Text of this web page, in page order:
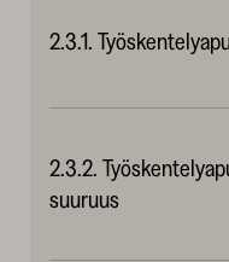
2.3.1.
2.3.2.
suuruus